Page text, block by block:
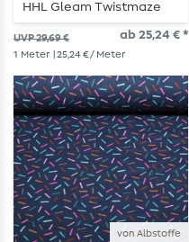
HHL Gleam Twistmaze
Doubleface Lila Beige
UVP 29,69 € ab 25,24 € *
1 Meter | 25,24 € / Meter
von Albstoffe